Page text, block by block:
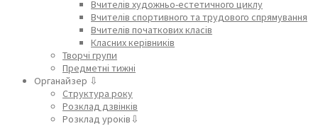
Вчителів художньо-естетичного циклу
Вчителів спортивного та трудового спрямування
Вчителів початкових класів
Класних керівників
Творчі групи
Предметні тижні
Органайзер ⇩
Структура року
Розклад дзвінків
Розклад уроків⇩